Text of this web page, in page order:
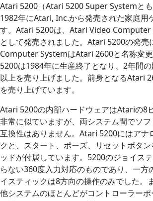
Atari 5200（Atari 5200 Super Systemとも
1982年にAtari, Inc.から発売された家庭用
す。Atari 5200は、Atari Video Computer
として発売されました。Atari 5200の発売
Computer SystemはAtari 2600と名称変
5200は1984年に生産終了となり、2年間
以上を売り上げました。前身となるAtari
を売り上げています。
Atari 5200の内部ハードウェアはAtariの8
非常に似ていますが、両システム間でソ
互換性はありません。Atari 5200にはアナ
クと、スタート、ポーズ、リセットボタ
ッドが付属しています。5200のジョイス
らない360度入力対応のものであり、一方
イスティックは8方向の操作のみでした。
他システムのほとんどがコントローラー